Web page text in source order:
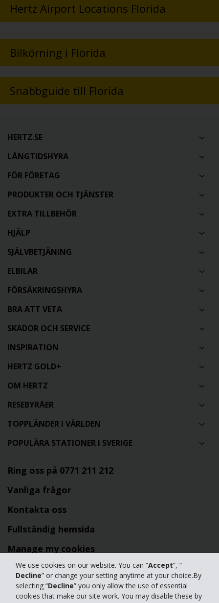
We use cookies on our website. You can “Accept”, “
Decline” or change your setting anytime at your choice.By
selecting “Decline” you only allow the use of essential
cookies that make our site work. You may disable these by
Hertz Airport Locations Florida
Bilkörning i Florida
Snabbguide till Florida
HERTZ.SE
LÅNGTIDSHYRA
FÖR FÖRETAG
PRODUKTER OCH TJÄNSTER
EXTRA TILLBEHÖR
HJÄLP
SJÄLVBETJÄNING
ELBILAR
FÖRSÄKRINGSHYRA
BRA ATT VETA
SKADOR OCH SERVICE
INSPIRATION
HERTZ GOLD+
OM HERTZ
RESEBYRÅER
TOPPLÄNDER I VÄRLDEN
POPULÄRA STATIONER I SVERIGE
Ring oss på 0771 211 212
Vanliga frågor
Kontakta oss
Fullständig hemsida
Manage my cookies
Frågor om bokning läs mer i vår FAQ eller ring oss på 0771 211 212
First Rent a Car AB | Org.nr 556434-7820 | Hertz International Franchisee